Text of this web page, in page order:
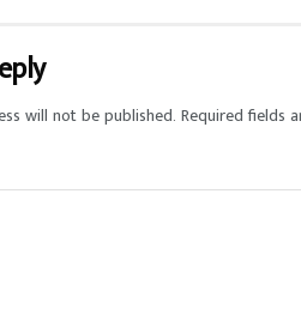
will not be published. Required fields